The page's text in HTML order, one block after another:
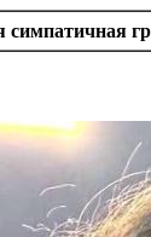
симпатичная